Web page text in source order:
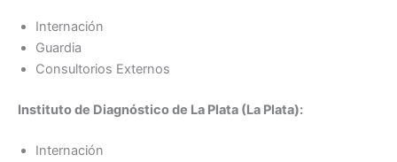
Internación
Guardia
Consultorios Externos
Instituto de Diagnóstico de La Plata (La Plata):
Internación